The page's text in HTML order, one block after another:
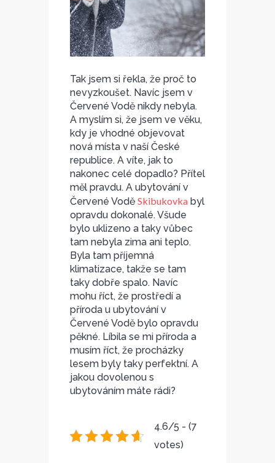
Tak jsem si řekla, že proč to
nevyzkoušet. Navíc jsem v
Červené Vodě nikdy nebyla.
A myslím si, že jsem ve věku,
kdy je vhodné objevovat
nová místa v naší České
republice. A víte, jak to
nakonec celé dopadlo? Přítel
měl pravdu. A ubytování v
Červené Vodě Skibukovka byl
opravdu dokonalé. Všude
bylo uklizeno a taky vůbec
tam nebyla zima ani teplo.
Byla tam příjemná
klimatizace, takže se tam
taky dobře spalo. Navíc
mohu říct, že prostředí a
příroda u ubytování v
Červené Vodě bylo opravdu
pěkné. Líbila se mi příroda a
musím říct, že procházky
lesem byly taky perfektní. A
jakou dovolenou s
ubytováním máte rádi?
4.6/5 - (7
votes)